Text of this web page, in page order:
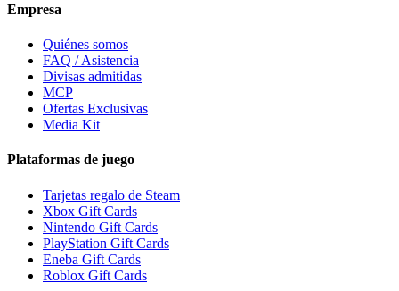
Empresa
Quiénes somos
FAQ / Asistencia
Divisas admitidas
MCP
Ofertas Exclusivas
Media Kit
Plataformas de juego
Tarjetas regalo de Steam
Xbox Gift Cards
Nintendo Gift Cards
PlayStation Gift Cards
Eneba Gift Cards
Roblox Gift Cards